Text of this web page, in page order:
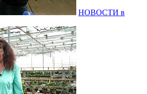
НОВОСТИ в